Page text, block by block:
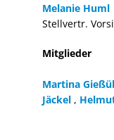
Melanie Huml
Stellvertr.
Mitglieder
Martina
Jäckel ,